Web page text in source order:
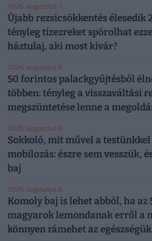
2026. augusztus 7.
Újabb rezsicsökkentés élesedik
tényleg tízezreket spórolhat
háztulaj, aki most kivár?
2026. augusztus 6.
50 forintos palackgyűjtésből
többen: tényleg a visszaváltási
megszüntetése lenne a
2026. augusztus 6.
Sokkoló, mit művel a
mobilozás: észre sem vesszük,
baj
2026. augusztus 6.
Komoly baj is lehet abból, ha az
magyarok lemondanak erről a
könnyen rámehet az